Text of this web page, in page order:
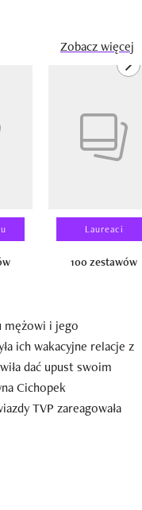
Zobacz więcej
Laureaci
100 zestawów
mężowi i jego
ich wakacyjne relacje z
dać upust swoim
Cichopek
TVP zareagowała